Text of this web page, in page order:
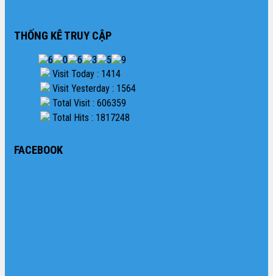
THỐNG KÊ TRUY CẬP
Visit Today : 1414
Visit Yesterday : 1564
Total Visit : 606359
Total Hits : 1817248
FACEBOOK